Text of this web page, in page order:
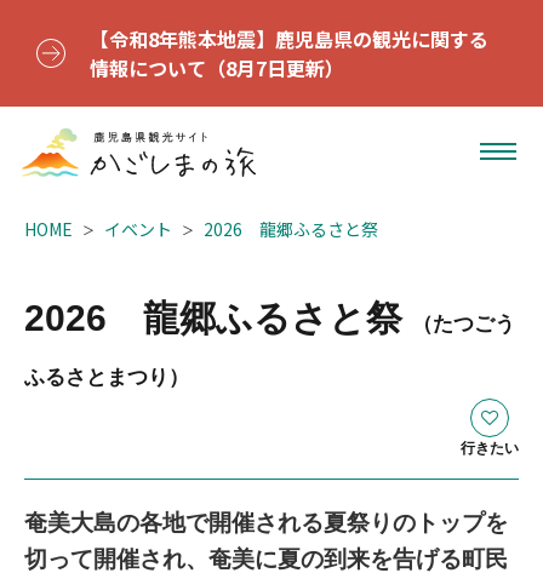
【令和8年熊本地震】鹿児島県の観光に関する
情報について（8月7日更新）
HOME イベント 2026 龍郷ふるさと祭
2026 龍郷ふるさと祭 （たつごう
ふるさとまつり）
行きたい
奄美大島の各地で開催される夏祭りのトップを
切って開催され、奄美に夏の到来を告げる町民